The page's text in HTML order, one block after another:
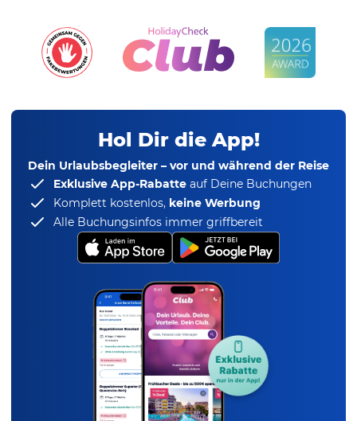
Hol Dir die App!
Dein Urlaubsbegleiter – vor und während der Reise
Exklusive App-Rabatte auf Deine Buchungen
Komplett kostenlos, keine Werbung
Alle Buchungsinfos immer griffbereit